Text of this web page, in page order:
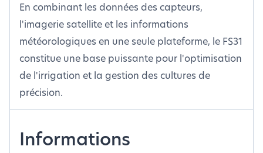
En combinant les données des capteurs,
l'imagerie satellite et les informations
météorologiques en une seule plateforme, le FS31
constitue une base puissante pour l'optimisation
de l'irrigation et la gestion des cultures de
précision.
Informations